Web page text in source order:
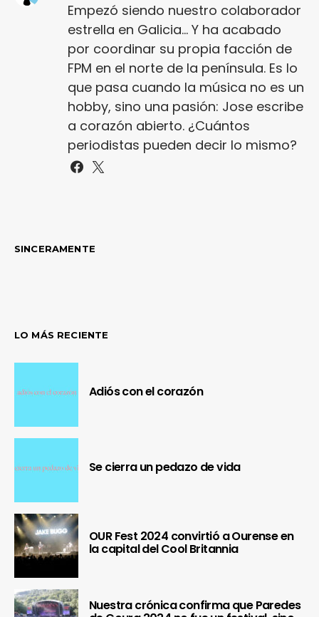
Empezó siendo nuestro colaborador
estrella en Galicia... Y ha acabado
por coordinar su propia facción de
FPM en el norte de la península. Es lo
que pasa cuando la música no es un
hobby, sino una pasión: Jose escribe
a corazón abierto. ¿Cuántos
periodistas pueden decir lo mismo?
SINCERAMENTE
LO MÁS RECIENTE
Adiós con el corazón
Se cierra un pedazo de vida
OUR Fest 2024 convirtió a Ourense en
la capital del Cool Britannia
Nuestra crónica confirma que Paredes